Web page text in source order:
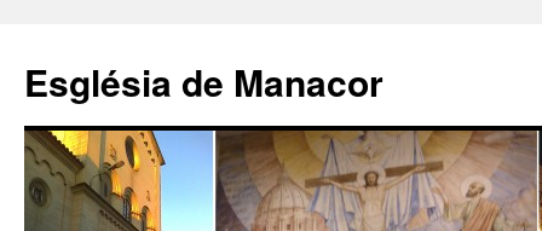
contenido
Església de Manacor